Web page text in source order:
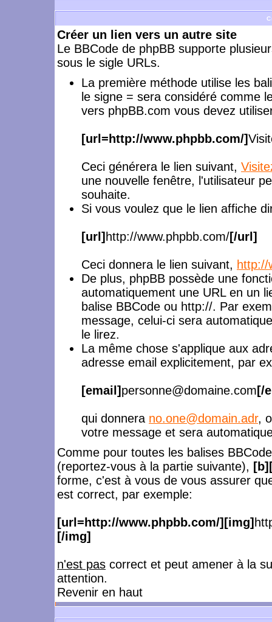
Créer un lien vers un autre site
Le BBCode de phpBB supporte
sous le sigle URLs.
La première méthode utilise les
le signe = sera considéré comme
vers phpBB.com vous devez
[url=http://www.phpbb.com/]
Ceci générera le lien suivant,
une nouvelle fenêtre, l'utilisateur
souhaite.
Si vous voulez que le lien affiche
[url] http://www.phpbb.com/[/url]
Ceci donnera le lien suivant, http://
De plus, phpBB possède une
automatiquement une URL en un
balise BBCode ou http://. Par
message, celui-ci sera
le lirez.
La même chose s'applique aux
adresse email explicitement, par
[email] personne@domaine.com[/
qui donnera no.one@domain.adr,
votre message et sera
Comme pour toutes les balises
(reportez-vous à la partie suivante),
forme, c'est à vous de vous assurer
est correct, par exemple:
[url=http://www.phpbb.com/][img]
[/img]
n'est pas correct et peut amener à la
attention.
Revenir en haut